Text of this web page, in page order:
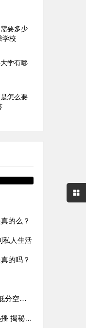
要多少
学校
学有哪
怎么要
的么？
私人生活
的吗？
业学校
视圈潜规则